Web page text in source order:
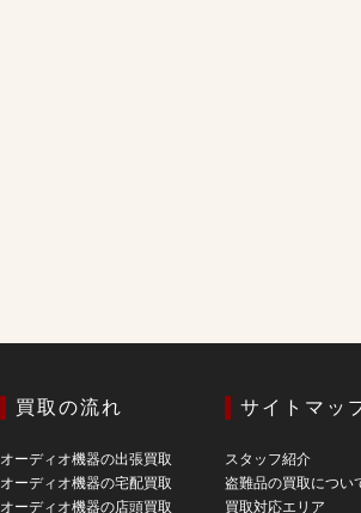
買取の流れ
オーディオ機器の出張買取
オーディオ機器の宅配買取
オーディオ機器の店頭買取
サイトマッ
スタッフ紹介
盗難品の買取につい
買取対応エリア